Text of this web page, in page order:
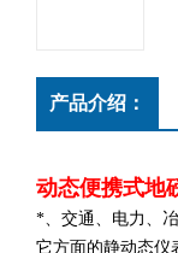
产品介绍：
动态便携式地
*、交通、电力、
它方面的静动态仪